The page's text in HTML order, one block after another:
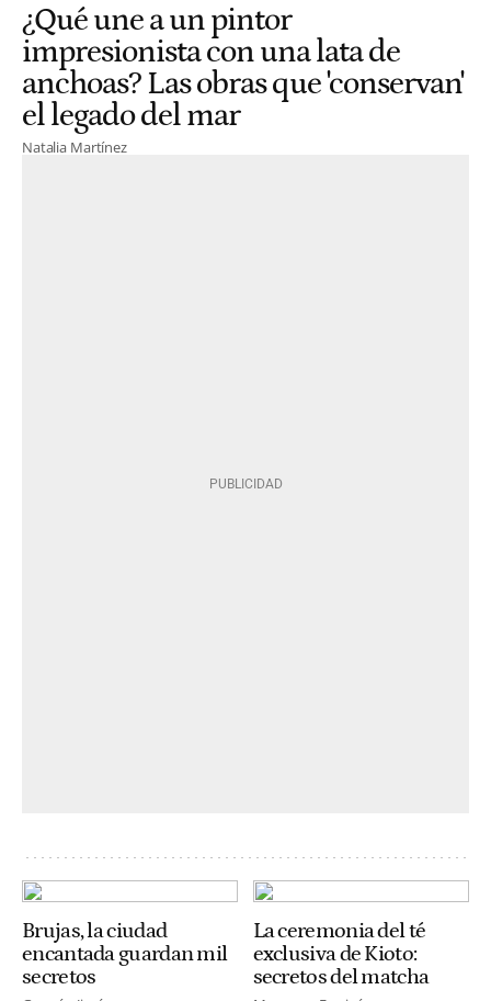
¿Qué une a un pintor
impresionista con una lata de
anchoas? Las obras que 'conservan'
el legado del mar
Natalia Martínez
Brujas, la ciudad
encantada guardan mil
secretos
La ceremonia del té
exclusiva de Kioto:
secretos del matcha